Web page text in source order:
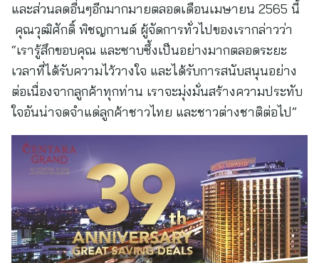
และส่วนลดอื่นๆอีกมากมายตลอดเดือนเมษายน 2565 นี้
คุณวุฒิศักดิ์ พิชญกานต์ ผู้จัดการทั่วไปของเรากล่าวว่า
“เรารู้สึกขอบคุณ และซาบซึ้งเป็นอย่างมากตลอดระยะ
เวลาที่ได้รับความไว้วางใจ และได้รับการสนับสนุนอย่าง
ต่อเนื่องจากลูกค้าทุกท่าน เราจะมุ่งมั่นสร้างความประทับ
ใจอันน่าจดจำแด่ลูกค้าชาวไทย และชาวต่างชาติต่อไป”